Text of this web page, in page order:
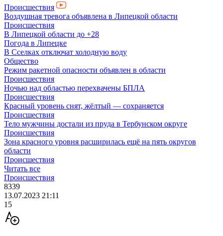
Происшествия
Воздушная тревога объявлена в Липецкой области
Происшествия
В Липецкой области до +28
Погода в Липецке
В Сселках отключат холодную воду
Общество
Режим ракетной опасности объявлен в области
Происшествия
Ночью над областью перехвачены БПЛА
Происшествия
Красный уровень снят, жёлтый — сохраняется
Происшествия
Тело мужчины достали из пруда в Тербунском округе
Происшествия
Зона красного уровня расширилась ещё на пять округов
области
Происшествия
Читать все
Происшествия
8339
13.07.2023 21:11
15